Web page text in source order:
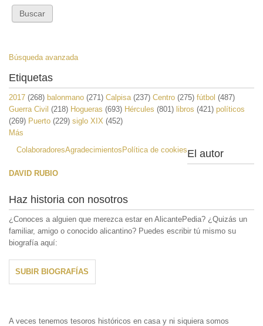
Búsqueda avanzada
Etiquetas
2017 (268) balonmano (271) Calpisa(237) Centro (275) fútbol (487)
Guerra Civil (218) Hogueras (693) Hércules (801) libros (421) políticos
(269) Puerto (229) siglo XIX (452)
Más
ColaboradoresAgradecimientosPolítica de cookiesEl autor
DAVID RUBIO
Haz historia con nosotros
¿Conoces a alguien que merezca estar en AlicantePedia? ¿Quizás un
familiar, amigo o conocido alicantino? Puedes escribir tú mismo su
biografía aquí:
SUBIR BIOGRAFÍAS
A veces tenemos tesoros históricos en casa y ni siquiera somos